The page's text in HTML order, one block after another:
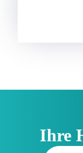
Ihre